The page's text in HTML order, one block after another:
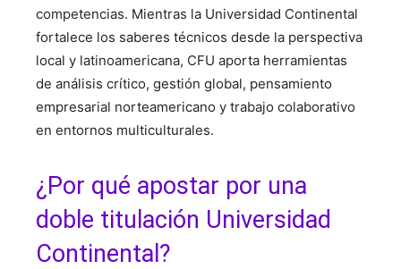
competencias. Mientras la Universidad Continental
fortalece los saberes técnicos desde la perspectiva
local y latinoamericana, CFU aporta herramientas
de análisis crítico, gestión global, pensamiento
empresarial norteamericano y trabajo colaborativo
en entornos multiculturales.
¿Por qué apostar por una
doble titulación Universidad
Continental?